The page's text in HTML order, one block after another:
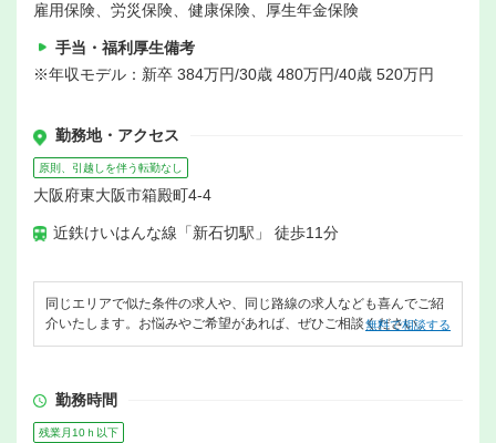
雇用保険、労災保険、健康保険、厚生年金保険
手当・福利厚生備考
※年収モデル：新卒 384万円/30歳 480万円/40歳 520万円
勤務地・アクセス
原則、引越しを伴う転勤なし
大阪府東大阪市箱殿町4-4
近鉄けいはんな線「新石切駅」 徒歩11分
同じエリアで似た条件の求人や、同じ路線の求人なども喜んでご紹
介いたします。お悩みやご希望があれば、ぜひご相談ください。
無料で相談する
勤務時間
残業月10ｈ以下